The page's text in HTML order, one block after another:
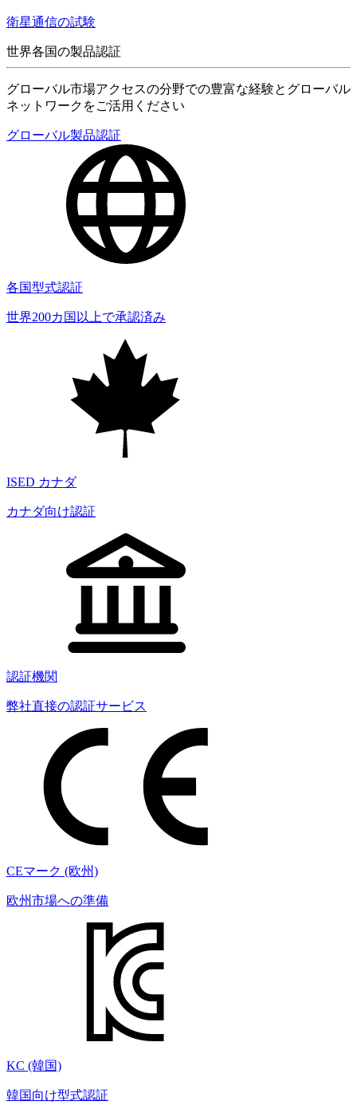
衛星通信の試験
世界各国の製品認証
グローバル市場アクセスの分野での豊富な経験とグローバル
ネットワークをご活用ください
グローバル製品認証
各国型式認証
世界200カ国以上で承認済み
ISED カナダ
カナダ向け認証
認証機関
弊社直接の認証サービス
CEマーク (欧州)
欧州市場への準備
KC (韓国)
韓国向け型式認証